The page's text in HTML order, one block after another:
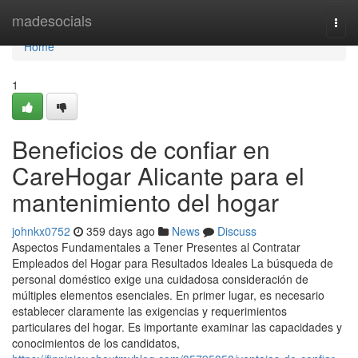
madesocials
Home
Home
1
Beneficios de confiar en
CareHogar Alicante para el
mantenimiento del hogar
johnkx0752 359 days ago News
Discuss
Aspectos Fundamentales a Tener Presentes al Contratar
Empleados del Hogar para Resultados Ideales La búsqueda de
personal doméstico exige una cuidadosa consideración de
múltiples elementos esenciales. En primer lugar, es necesario
establecer claramente las exigencias y requerimientos
particulares del hogar. Es importante examinar las capacidades y
conocimientos de los candidatos,